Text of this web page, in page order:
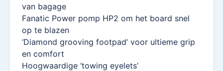
van bagage
Fanatic Power pomp HP2 om het board snel
op te blazen
‘Diamond grooving footpad’ voor ultieme grip
en comfort
Hoogwaardige ‘towing eyelets’